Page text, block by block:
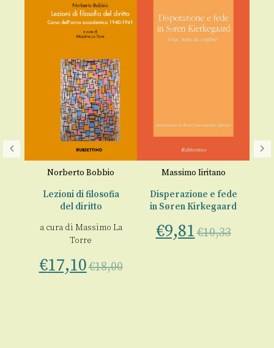
Norberto Bobbio
Lezioni di filosofia
del diritto
a cura di Massimo La
Torre
€17,10€18,00
Massimo Iiritano
Disperazione e fede
in Søren Kirkegaard
€9,81€10,33